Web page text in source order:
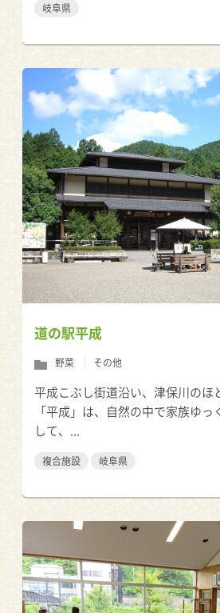
岐阜県
道の駅平成
野菜 その他
平成こぶし街道沿い、津保川のほ
「平成」は、自然の中で家族ゆ
して、...
複合施設 岐阜県